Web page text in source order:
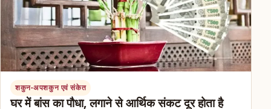
शकुन-अपशकुन एवं संकेत
घर में बांस का पौधा, लगाने से आर्थिक संकट दूर होता है